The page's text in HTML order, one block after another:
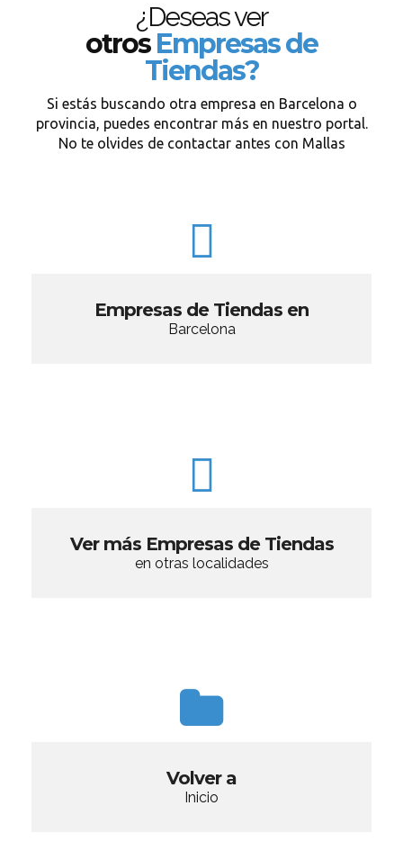
¿Deseas ver
otrosEmpresas de
Tiendas?
Si estás buscando otra empresa en Barcelona o
provincia, puedes encontrar más en nuestro portal.
No te olvides de contactar antes con Mallas
Empresas de Tiendas en
Barcelona
Ver más Empresas de Tiendas
en otras localidades
Volver a
Inicio